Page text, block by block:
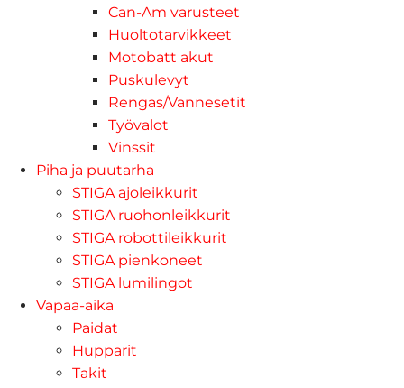
Can-Am varusteet
Huoltotarvikkeet
Motobatt akut
Puskulevyt
Rengas/Vannesetit
Työvalot
Vinssit
Piha ja puutarha
STIGA ajoleikkurit
STIGA ruohonleikkurit
STIGA robottileikkurit
STIGA pienkoneet
STIGA lumilingot
Vapaa-aika
Paidat
Hupparit
Takit